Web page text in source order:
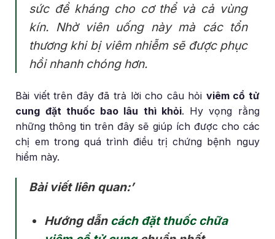
sức đề kháng cho cơ thể và cả vùng
kín. Nhờ viên uống này mà các tổn
thương khi bị viêm nhiễm sẽ được phục
hồi nhanh chóng hơn.
Bài viết trên đây đã trả lời cho câu hỏi viêm cổ tử
cung đặt thuốc bao lâu thì khỏi. Hy vọng rằng
những thông tin trên đây sẽ giúp ích được cho các
chị em trong quá trình điều trị chứng bệnh nguy
hiểm này.
Bài viết liên quan:’
Hướng dẫn cách đặt thuốc chữa